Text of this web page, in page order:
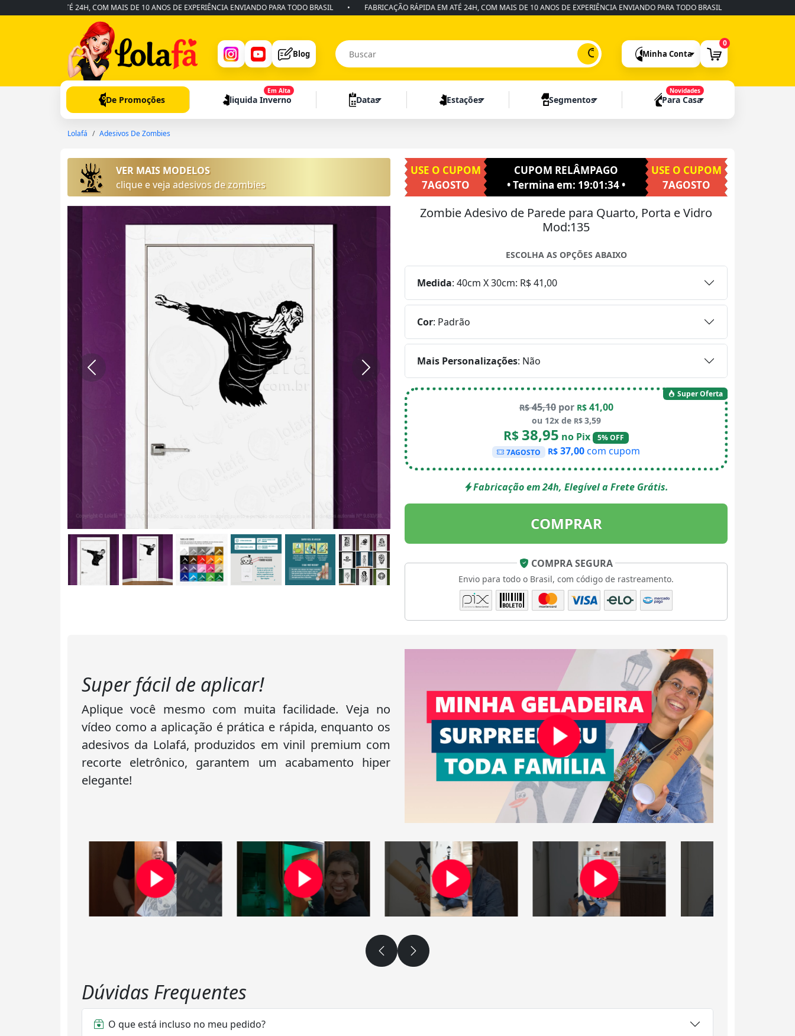
EM ATÉ 24H, COM MAIS DE 10 ANOS DE EXPERIÊNCIA ENVIANDO PARA TODO BRASIL • FABRICAÇÃO RÁPIDA EM ATÉ 24H, COM MAIS DE 10 ANOS DE EXPERIÊNCIA ENVIANDO PARA TODO BRASIL •
Blog Minha Conta
0
De Promoções liquida Inverno
Em Alta
Datas Estações Segmentos Para Casa
Novidades
Lolafá Adesivos De Zombies
USE O CUPOM
7AGOSTO
CUPOM RELÂMPAGO
• Termina em: 19:01:32•
USE O CUPOM
7AGOSTO
VER MAIS MODELOS
clique e veja adesivos de zombies
Anterior Próximo
Zombie Adesivo de Parede para Quarto, Porta e Vidro
Mod:135
ESCOLHA AS OPÇÕES ABAIXO
Medida: 40cm X 30cm: R$ 41,00
Cor: Padrão
Mais Personalizações: Não
Super Oferta
R$45,10por R$ 41,00
ou 12x de R$3,59
R$ 38,95 no Pix 5% OFF
7AGOSTO
R$ 37,00com cupom
Fabricação em 24h, Elegível a Frete Grátis.
COMPRAR
COMPRA SEGURA
Envio para todo o Brasil, com código de rastreamento.
Super fácil de aplicar!
Aplique você mesmo com muita facilidade. Veja no
vídeo como a aplicação é prática e rápida, enquanto os
adesivos da Lolafá, produzidos em vinil premium com
recorte eletrônico, garantem um acabamento hiper
elegante!
Dúvidas Frequentes
O que está incluso no meu pedido?